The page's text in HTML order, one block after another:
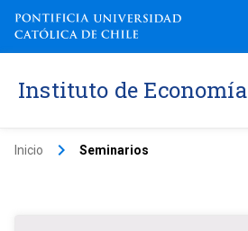
Instituto de Economía
Inicio keyboard_arrow_right Seminarios